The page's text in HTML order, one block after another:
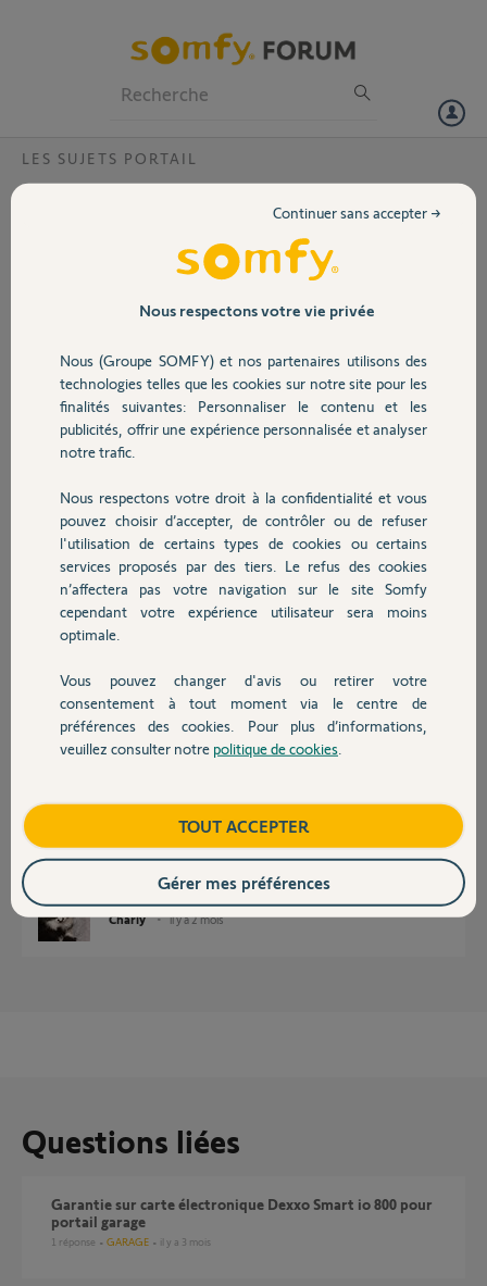
Volet
Sécurité
Domotique
Chauffage
Autres produits
Devis avec un pro
Contact
LES SUJETS PORTAIL
Garantie carte électronique ?
J'ai commandé une carte
électronique fin mai 2026. Cette
carte vient de brûler 1 semaine
après avoir correctement
a suivre pour la garantie sur cette
pièce de rechange.
Merci,
Philippe D.
il y a 2 mois
Participer au fil de discussion
Réponses
Vous devez avoir une facture sur laquelle figure le N° gratuit du SAV.
rampant (non garanti dans tel cas).
Charly il y a 2 mois
Questions liées
Garantie sur carte électronique Dexxo Smart io 800 pour
portail garage
1 réponse GARAGE il y a 3 mois
Nous respectons votre vie privée
Nous (Groupe SOMFY) et nos partenaires utilisons des
technologies telles que les cookies sur notre site pour les
finalités suivantes: Personnaliser le contenu et les
publicités, offrir une expérience personnalisée et analyser
notre trafic.
Nous respectons votre droit à la confidentialité et vous
pouvez choisir d’accepter, de contrôler ou de refuser
l'utilisation de certains types de cookies ou certains
services proposés par des tiers. Le refus des cookies
n’affectera pas votre navigation sur le site Somfy
cependant votre expérience utilisateur sera moins
optimale.
Vous pouvez changer d'avis ou retirer votre
consentement à tout moment via le centre de
préférences des cookies. Pour plus d’informations,
veuillez consulter notre politique de cookies
Continuer sans accepter →
TOUT ACCEPTER
Gérer mes préférences